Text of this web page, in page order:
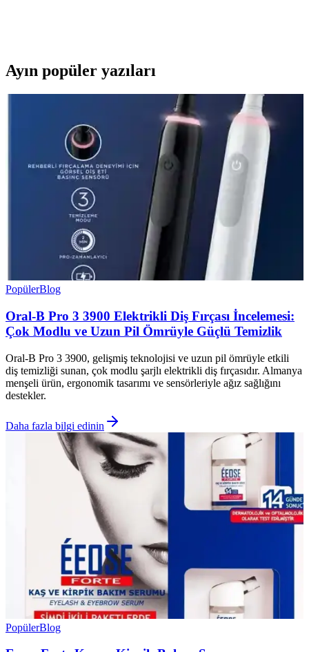
Ayın popüler yazıları
PopülerBlog
Oral-B Pro 3 3900 Elektrikli Diş Fırçası İncelemesi:
Çok Modlu ve Uzun Pil Ömrüyle Güçlü Temizlik
Oral-B Pro 3 3900, gelişmiş teknolojisi ve uzun pil ömrüyle etkili
diş temizliği sunan, çok modlu şarjlı elektrikli diş fırçasıdır. Almanya
menşeli ürün, ergonomik tasarımı ve sensörleriyle ağız sağlığını
destekler.
Daha fazla bilgi edinin
PopülerBlog